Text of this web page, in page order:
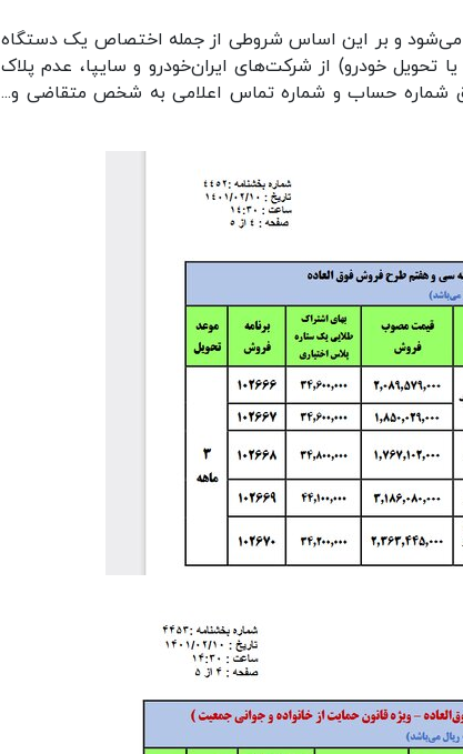
می‌شود و بر این اساس شروطی از جمله اختصاص یک دستگاه
۴۸ ماهه از خرید (ثبت‌نام یا تحویل خودرو) از شرکت‌های ایران‌خودرو و سایپا، عدم پلاک
شماره حساب و شماره تماس اعلامی به شخص متقاضی و...